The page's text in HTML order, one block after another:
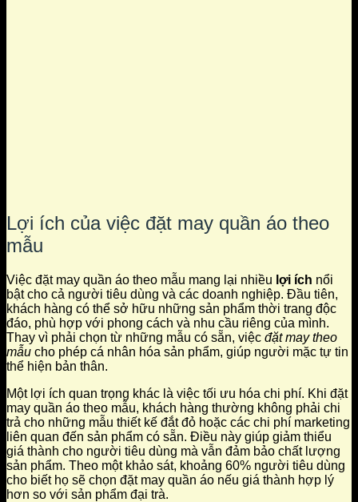
Lợi ích của việc đặt may quần áo theo
mẫu
Việc đặt may quần áo theo mẫu mang lại nhiều lợi ích nổi
bật cho cả người tiêu dùng và các doanh nghiệp. Đầu tiên,
khách hàng có thể sở hữu những sản phẩm thời trang độc
đáo, phù hợp với phong cách và nhu cầu riêng của mình.
Thay vì phải chọn từ những mẫu có sẵn, việc đặt may theo
mẫu cho phép cá nhân hóa sản phẩm, giúp người mặc tự tin
thể hiện bản thân.
Một lợi ích quan trọng khác là việc tối ưu hóa chi phí. Khi đặt
may quần áo theo mẫu, khách hàng thường không phải chi
trả cho những mẫu thiết kế đắt đỏ hoặc các chi phí marketing
liên quan đến sản phẩm có sẵn. Điều này giúp giảm thiểu
giá thành cho người tiêu dùng mà vẫn đảm bảo chất lượng
sản phẩm. Theo một khảo sát, khoảng 60% người tiêu dùng
cho biết họ sẽ chọn đặt may quần áo nếu giá thành hợp lý
hơn so với sản phẩm đại trà.